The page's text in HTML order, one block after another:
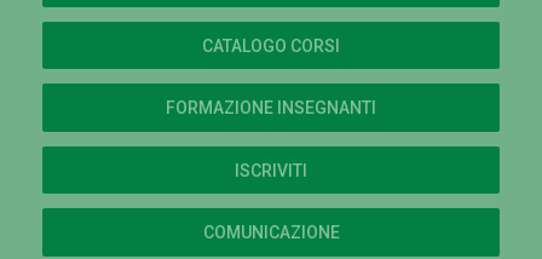
CATALOGO CORSI
FORMAZIONE INSEGNANTI
ISCRIVITI
COMUNICAZIONE